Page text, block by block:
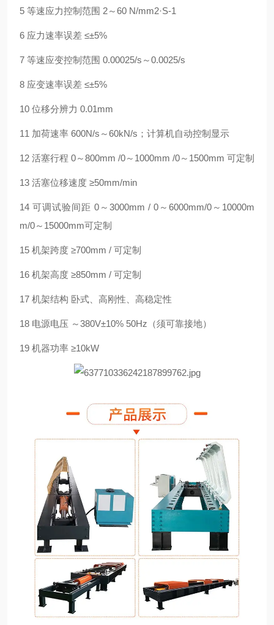
5 等速应力控制范围 2～60 N/mm2·S-1
6 应力速率误差 ≤±5%
7 等速应变控制范围 0.00025/s～0.0025/s
8 应变速率误差 ≤±5%
10 位移分辨力 0.01mm
11 加荷速率 600N/s～60kN/s；计算机自动控制显示
12 活塞行程 0～800mm /0～1000mm /0～1500mm 可定制
13 活塞位移速度 ≥50mm/min
14 可调试验间距 0～3000mm / 0～6000mm/0～10000m
m/0～15000mm可定制
15 机架跨度 ≥700mm / 可定制
16 机架高度 ≥850mm / 可定制
17 机架结构 卧式、高刚性、高稳定性
18 电源电压 ～380V±10% 50Hz（须可靠接地）
19 机器功率 ≥10kW